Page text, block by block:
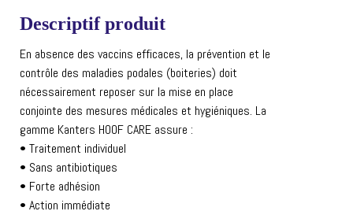
Descriptif produit
En absence des vaccins efficaces, la prévention et le
contrôle des maladies podales (boiteries) doit
nécessairement reposer sur la mise en place
conjointe des mesures médicales et hygiéniques. La
gamme Kanters HOOF CARE assure :
• Traitement individuel
• Sans antibiotiques
• Forte adhésion
• Action immédiate